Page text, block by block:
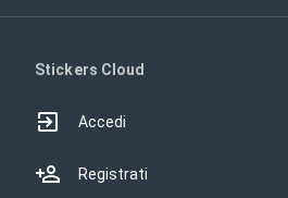
Stickers Cloud
Accedi
Registrati